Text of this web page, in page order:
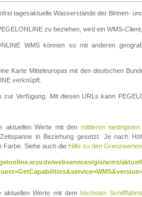
tagesaktuelle Wasserstände der Binnen-
zu beziehen, wird ein WMS-
WMS können so mit anderen
Karte Mitteleuropas mit den deutschen
verknüpft.
Verfügung. Mit diesen URLs kann
aktuellen Werte mit den mittleren
in Beziehung gesetzt. Je nach
Farbe. Siehe auch die Hilfe zu den Grenzwerten
webservices/gis/wms/
aktuellen Werte mit dem höchsten